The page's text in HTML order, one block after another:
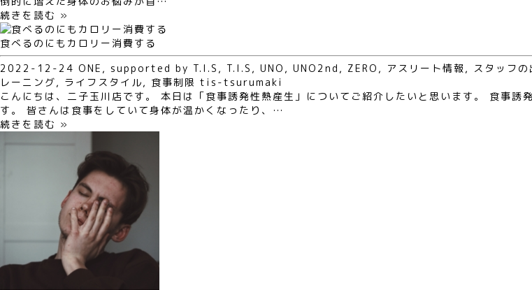
続きを読む »
食べるのにもカロリー消費する
2022-12-24 ONE , supported by T.I.S , T.I.S , UNO , UNO2nd , ZERO , アスリート情報 , スタッフの
レーニング, ライフスタイル, 食事制限 tis-tsurumaki
こんにちは、二子玉川店です。 本日は「食事誘発性熱産生」についてご紹介したいと思います。 食事
す。 皆さんは食事をしていて身体が温かくなったり、…
続きを読む »